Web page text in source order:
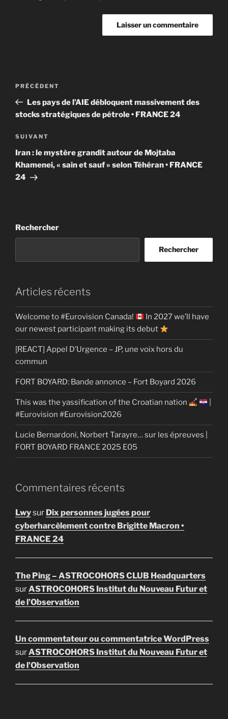
Navigation
l’article
Article
précédent
PRÉCÉDENT
Les pays de l’AIE débloquent massivement des
stocks stratégiques de pétrole • FRANCE 24
Article
suivant
SUIVANT
Iran : le mystère grandit autour de Mojtaba
Khamenei, « sain et sauf » selon Téhéran • FRANCE
24
Rechercher
Rechercher
Articles récents
Welcome to #Eurovision Canada!
In 2027 we’ll have
our newest participant making its debut
[REACT] Appel D’Urgence – JP, une voix hors du
commun
FORT BOYARD: Bande annonce – Fort Boyard 2026
This was the yassification of the Croatian nation
#Eurovision #Eurovision2026
Lucie Bernardoni, Norbert Tarayre… sur les épreuves |
FORT BOYARD FRANCE 2025 E05
Commentaires récents
Lwysur Dix personnes jugées pour
cyberharcèlement contre Brigitte Macron •
FRANCE 24
The Ping – ASTROCOHORS CLUB Headquarters
surASTROCOHORS Institut du Nouveau Futur et
de l’Observation
Un commentateur ou commentatrice WordPress
surASTROCOHORS Institut du Nouveau Futur et
de l’Observation